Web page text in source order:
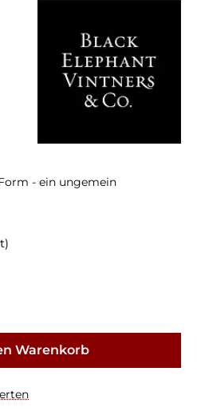
- ein ungemein
Warenkorb